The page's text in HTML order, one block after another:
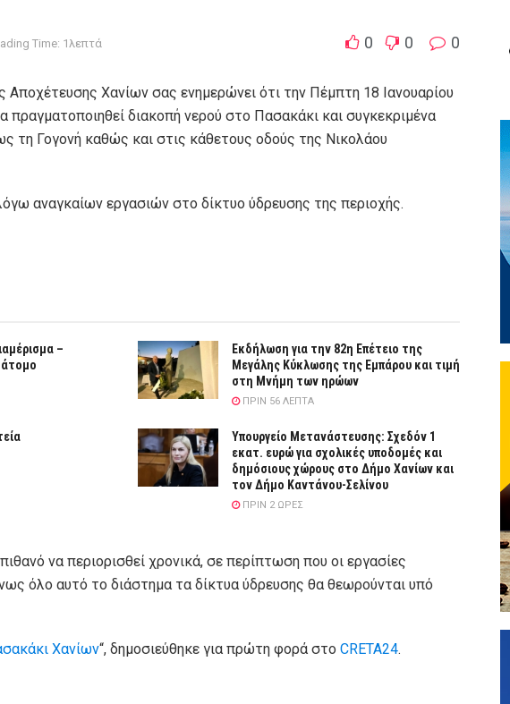
Time: 1λεπτά 0 0 0
Αποχέτευσης Χανίων σας ενημερώνει ότι την Πέμπτη 18 Ιανουαρίου
διακοπή νερού στο Πασακάκι και συγκεκριμένα
τη Γογονή καθώς και στις κάθετους οδούς της Νικολάου
αναγκαίων εργασιών στο δίκτυο ύδρευσης της περιοχής.
–
Εκδήλωση για την 82η Επέτειο της
Μεγάλης Κύκλωσης της Εμπάρου και τιμή
στη Μνήμη των ηρώων
ΠΡΙΝ 56 ΛΕΠΤΆ
Υπουργείο Μετανάστευσης: Σχεδόν 1
εκατ. ευρώ για σχολικές υποδομές και
δημόσιους χώρους στο Δήμο Χανίων και
τον Δήμο Καντάνου-Σελίνου
ΠΡΙΝ 2 ΏΡΕΣ
να περιορισθεί χρονικά, σε περίπτωση που οι εργασίες
όλο αυτό το διάστημα τα δίκτυα ύδρευσης θα θεωρούνται υπό
Χανίων“, δημοσιεύθηκε για πρώτη φορά στο CRETA24.